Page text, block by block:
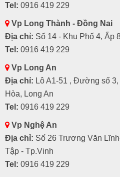
Tel: 0916 419 229
Vp Long Thành - Đồng Nai
Địa chỉ: Số 14 - Khu Phố 4, Ấp
Tel: 0916 419 229
Vp Long An
Địa chỉ: Lô A1-51 , Đường số
Hòa, Long An
Tel: 0916 419 229
Vp Nghệ An
Địa chỉ: Số 26 Trương Văn
Tập - Tp.Vinh
Tel: 0916 419 229